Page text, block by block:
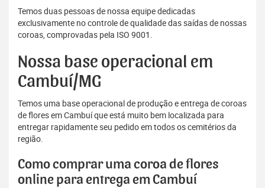
Temos duas pessoas de nossa equipe dedicadas
exclusivamente no controle de qualidade das saídas de nossas
coroas, comprovadas pela ISO 9001.
Nossa base operacional em
Cambuí/MG
Temos uma base operacional de produção e entrega de coroas
de flores em Cambuí que está muito bem localizada para
entregar rapidamente seu pedido em todos os cemitérios da
região.
Como comprar uma coroa de flores
online para entrega em Cambuí